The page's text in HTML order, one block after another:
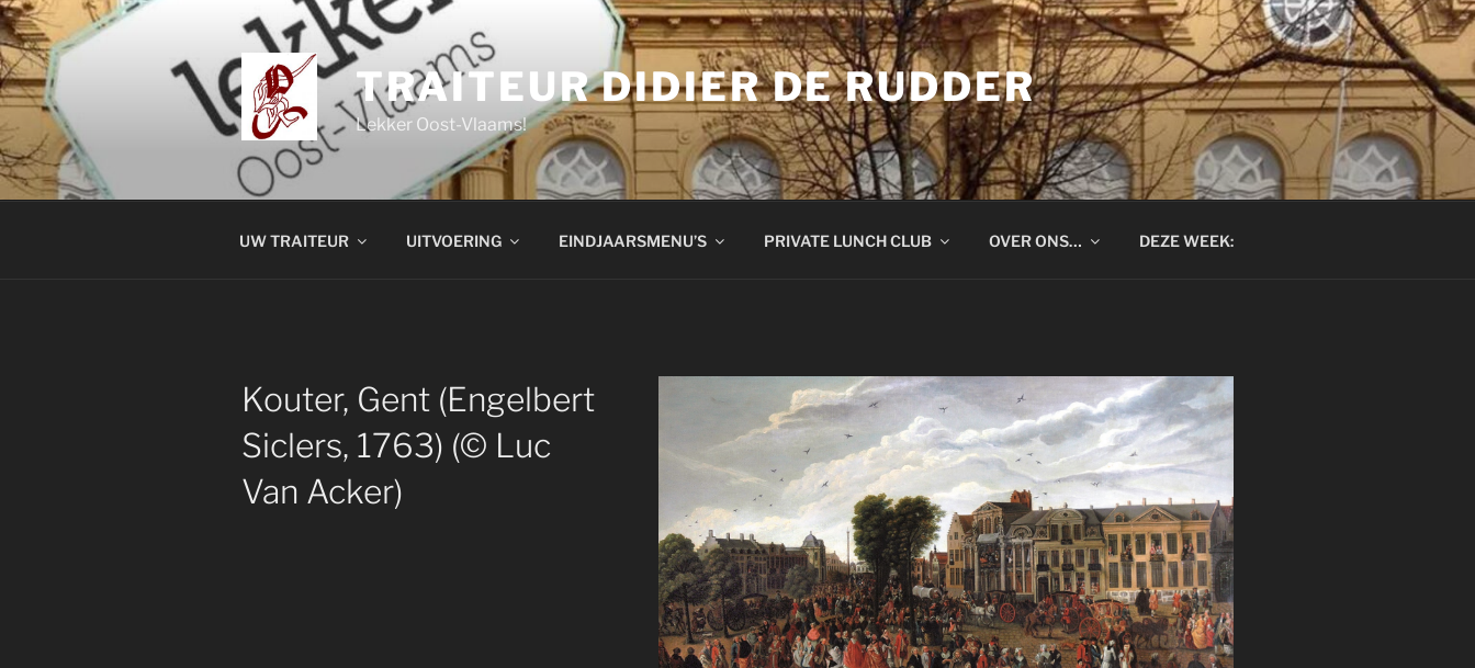
Spring
naar
de
inhoud
TRAITEUR DIDIER DE RUDDER
Lekker Oost-Vlaams!
UW TRAITEUR UITVOERING EINDJAARSMENU’S PRIVATE LUNCH CLUB OVER ONS… DEZE WEEK:
Kouter, Gent (Engelbert
Siclers, 1763) (© Luc
Van Acker)